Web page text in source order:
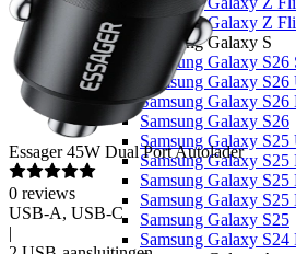
Samsung Galaxy Z
Samsung Galaxy S
Samsung Galaxy S26
Samsung Galaxy S26
Samsung Galaxy S26
Samsung Galaxy S26
Samsung Galaxy S25
Samsung Galaxy S25
Samsung Galaxy S25
Samsung Galaxy S25
Samsung Galaxy S25
Samsung Galaxy S24
Essager 45W Dual Port Autolader
0 reviews
USB-A, USB-C
|